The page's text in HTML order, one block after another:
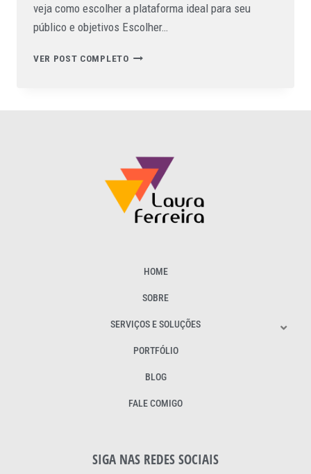
veja como escolher a plataforma ideal para seu
público e objetivos Escolher…
VER POST COMPLETO
HOME
SOBRE
SERVIÇOS E SOLUÇÕES
PORTFÓLIO
BLOG
FALE COMIGO
SIGA NAS REDES SOCIAIS